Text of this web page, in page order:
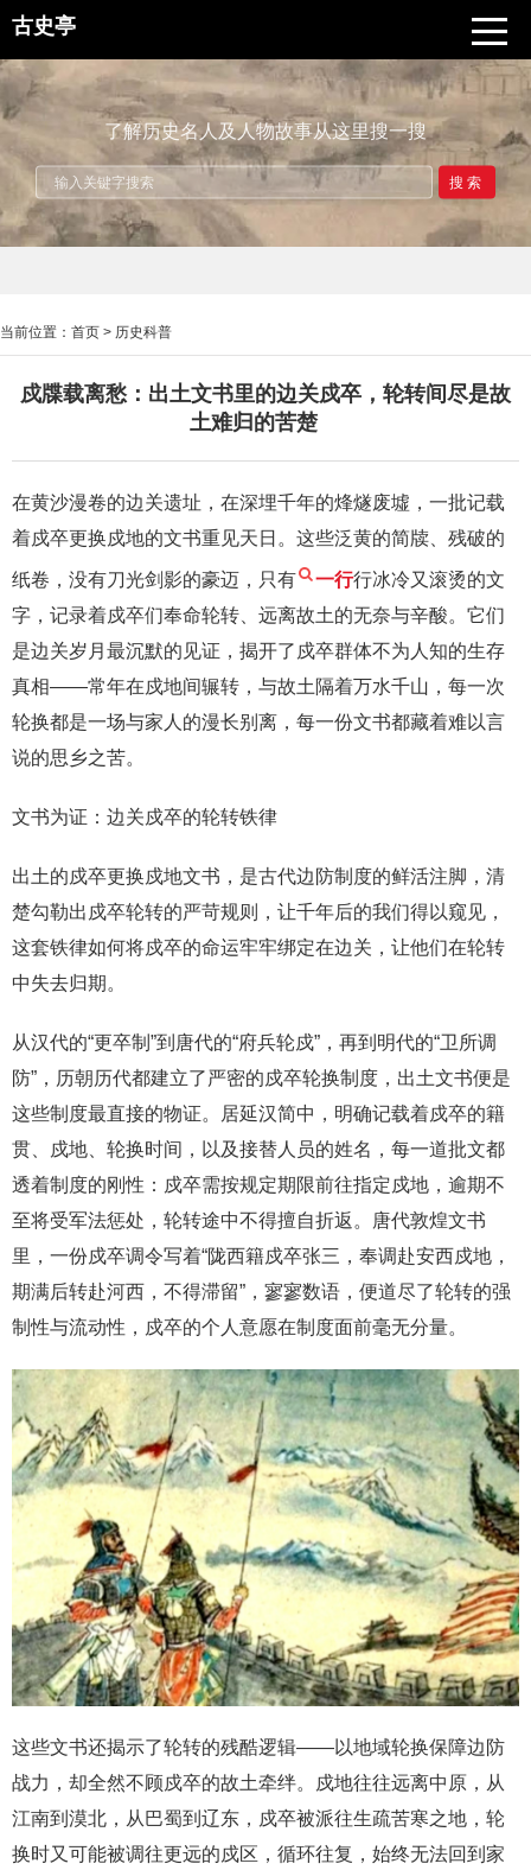
古史亭
了解历史名人及人物故事从这里搜一搜
搜索
当前位置： 首页 > 历史科普
戍牒载离愁：出土文书里的边关戍卒，轮转间尽是故
土难归的苦楚
在黄沙漫卷的边关遗址，在深埋千年的烽燧废墟，一批记载
着戍卒更换戍地的文书重见天日。这些泛黄的简牍、残破的
纸卷，没有刀光剑影的豪迈，只有 一行行冰冷又滚烫的文
字，记录着戍卒们奉命轮转、远离故土的无奈与辛酸。它们
是边关岁月最沉默的见证，揭开了戍卒群体不为人知的生存
真相——常年在戍地间辗转，与故土隔着万水千山，每一次
轮换都是一场与家人的漫长别离，每一份文书都藏着难以言
说的思乡之苦。
文书为证：边关戍卒的轮转铁律
出土的戍卒更换戍地文书，是古代边防制度的鲜活注脚，清
楚勾勒出戍卒轮转的严苛规则，让千年后的我们得以窥见，
这套铁律如何将戍卒的命运牢牢绑定在边关，让他们在轮转
中失去归期。
从汉代的“更卒制”到唐代的“府兵轮戍”，再到明代的“卫所调
防”，历朝历代都建立了严密的戍卒轮换制度，出土文书便是
这些制度最直接的物证。居延汉简中，明确记载着戍卒的籍
贯、戍地、轮换时间，以及接替人员的姓名，每一道批文都
透着制度的刚性：戍卒需按规定期限前往指定戍地，逾期不
至将受军法惩处，轮转途中不得擅自折返。唐代敦煌文书
里，一份戍卒调令写着“陇西籍戍卒张三，奉调赴安西戍地，
期满后转赴河西，不得滞留”，寥寥数语，便道尽了轮转的强
制性与流动性，戍卒的个人意愿在制度面前毫无分量。
这些文书还揭示了轮转的残酷逻辑——以地域轮换保障边防
战力，却全然不顾戍卒的故土牵绊。戍地往往远离中原，从
江南到漠北，从巴蜀到辽东，戍卒被派往生疏苦寒之地，轮
换时又可能被调往更远的戍区，循环往复，始终无法回到家